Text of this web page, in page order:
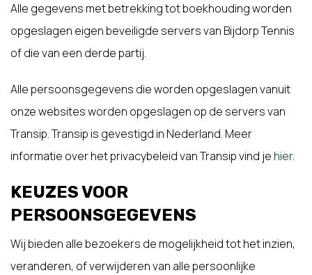
Alle gegevens met betrekking tot boekhouding worden
opgeslagen eigen beveiligde servers van Bijdorp Tennis
of die van een derde partij.
Alle persoonsgegevens die worden opgeslagen vanuit
onze websites worden opgeslagen op de servers van
Transip. Transip is gevestigd in Nederland. Meer
informatie over het privacybeleid van Transip vind je hier.
KEUZES VOOR
PERSOONSGEGEVENS
Wij bieden alle bezoekers de mogelijkheid tot het inzien,
veranderen, of verwijderen van alle persoonlijke